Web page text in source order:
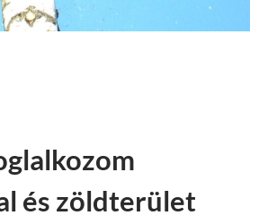
és zöldterület